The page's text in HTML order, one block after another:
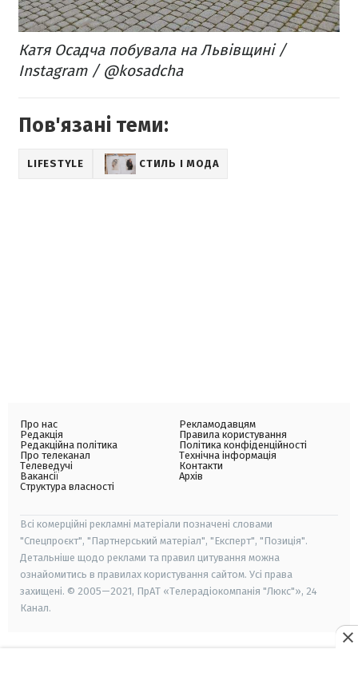
Катя Осадча побувала на Львівщині /
Instagram / @kosadcha
Пов'язані теми:
LIFESTYLE СТИЛЬ І МОДА
Про нас
Редакція
Редакційна політика
Про телеканал
Телеведучі
Вакансії
Структура власності
Рекламодавцям
Правила користування
Політика конфіденційності
Технічна інформація
Контакти
Архів
Всі комерційні рекламні матеріали позначені словами
"Спецпроєкт", "Партнерський матеріал", "Експерт", "Позиція".
Детальніше щодо реклами та правил цитування можна
ознайомитись в правилах користування сайтом. Усі права
захищені. © 2005—2021, ПрАТ «Телерадіокомпанія "Люкс"», 24
Канал.